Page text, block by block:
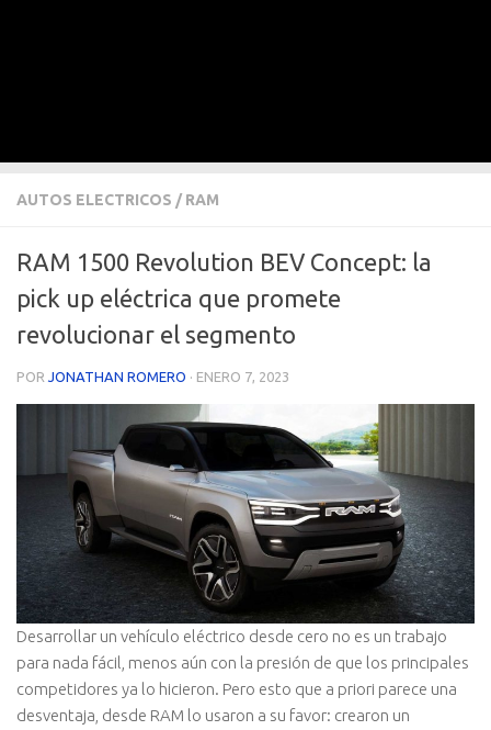
AUTOS ELECTRICOS / RAM
RAM 1500 Revolution BEV Concept: la
pick up eléctrica que promete
revolucionar el segmento
POR JONATHAN ROMERO · ENERO 7, 2023
Desarrollar un vehículo eléctrico desde cero no es un trabajo
para nada fácil, menos aún con la presión de que los principales
competidores ya lo hicieron. Pero esto que a priori parece una
desventaja, desde RAM lo usaron a su favor: crearon un